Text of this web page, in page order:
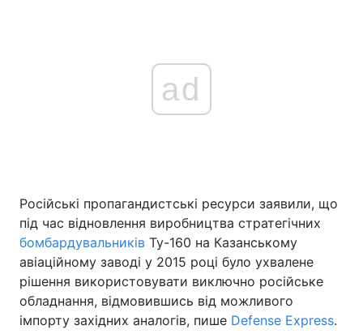
ad
Російські пропагандистські ресурси заявили, що
під час відновлення виробництва стратегічних
бомбардувальників Ту-160 на Казанському
авіаційному заводі у 2015 році було ухвалене
рішення використовувати виключно російське
обладнання, відмовившись від можливого
імпорту західних аналогів, пише Defense Express.